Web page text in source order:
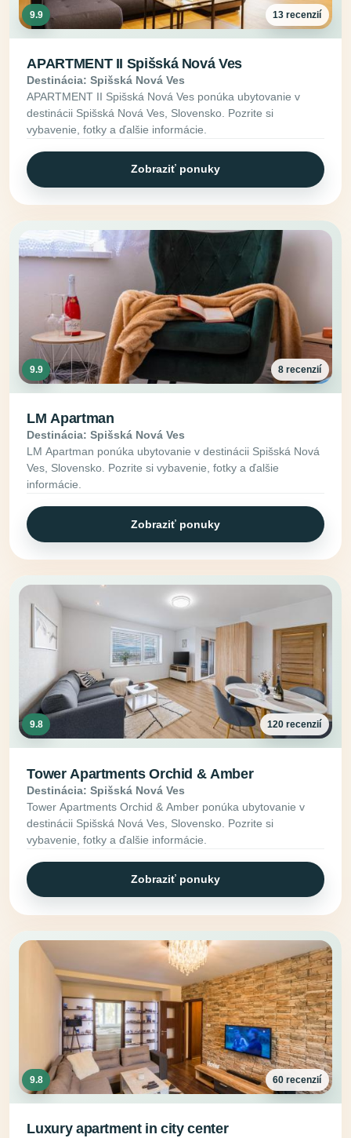
9.9 13 recenzií
APARTMENT II Spišská Nová Ves
Destinácia: Spišská Nová Ves
APARTMENT II Spišská Nová Ves ponúka ubytovanie v
destinácii Spišská Nová Ves, Slovensko. Pozrite si
vybavenie, fotky a ďalšie informácie.
Zobraziť ponuky
9.9 8 recenzií
LM Apartman
Destinácia: Spišská Nová Ves
LM Apartman ponúka ubytovanie v destinácii Spišská Nová
Ves, Slovensko. Pozrite si vybavenie, fotky a ďalšie
informácie.
Zobraziť ponuky
9.8 120 recenzií
Tower Apartments Orchid & Amber
Destinácia: Spišská Nová Ves
Tower Apartments Orchid & Amber ponúka ubytovanie v
destinácii Spišská Nová Ves, Slovensko. Pozrite si
vybavenie, fotky a ďalšie informácie.
Zobraziť ponuky
9.8 60 recenzií
Luxury apartment in city center